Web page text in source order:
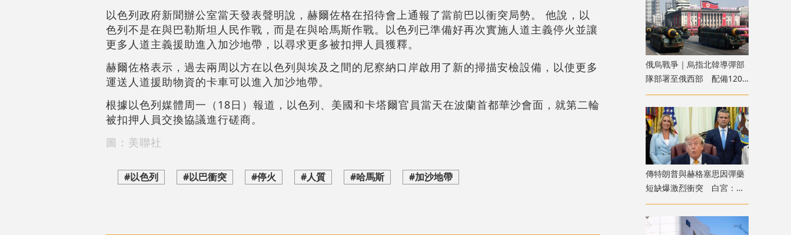
以色列政府新聞辦公室當天發表聲明說，赫爾佐格在招待會上通報了當前巴以衝突局勢。 他說，以
色列不是在與巴勒斯坦人民作戰，而是在與哈馬斯作戰。以色列已準備好再次實施人道主義停火並讓
更多人道主義援助進入加沙地帶，以尋求更多被扣押人員獲釋。
赫爾佐格表示，過去兩周以方在以色列與埃及之間的尼察納口岸啟用了新的掃描安檢設備，以使更多
運送人道援助物資的卡車可以進入加沙地帶。
根據以色列媒體周一（18日）報道，以色列、美國和卡塔爾官員當天在波蘭首都華沙會面，就第二輪
被扣押人員交換協議進行磋商。
圖：美聯社
#以色列 #以巴衝突 #停火 #人質 #哈馬斯 #加沙地帶
俄烏戰爭｜烏指北韓導彈部
隊部署至俄西部 配備120
枚彈道導彈
傳特朗普與赫格塞思因彈藥
短缺爆激烈衝突 白宮：假
新聞